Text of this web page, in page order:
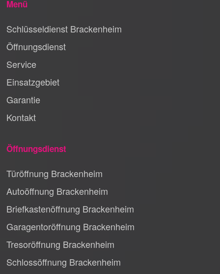
Menü
Schlüsseldienst Brackenheim
Öffnungsdienst
Service
Einsatzgebiet
Garantie
Kontakt
Öffnungsdienst
Türöffnung Brackenheim
Autoöffnung Brackenheim
Briefkastenöffnung Brackenheim
Garagentoröffnung Brackenheim
Tresoröffnung Brackenheim
Schlossöffnung Brackenheim